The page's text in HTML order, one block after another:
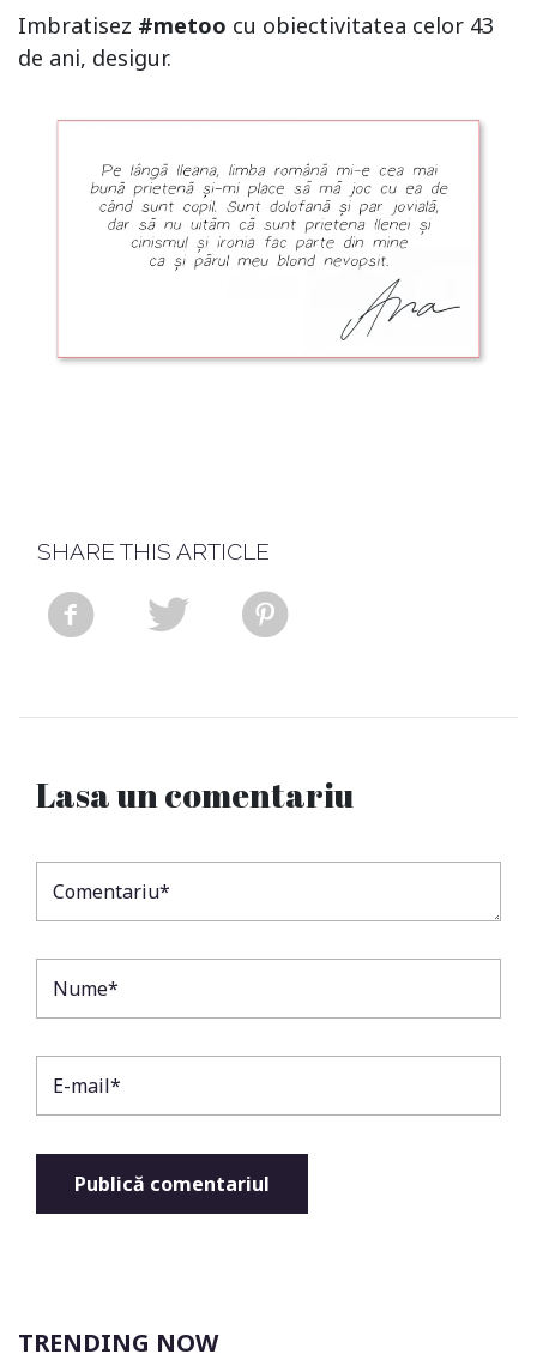
Imbratisez #metoo cu obiectivitatea celor 43
de ani, desigur.
SHARE THIS ARTICLE
Lasa un comentariu
TRENDING NOW